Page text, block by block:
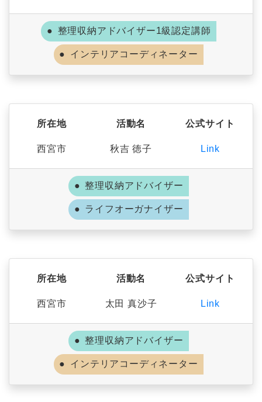
整理収納アドバイザー1級認定講師
インテリアコーディネーター
所在地
西宮市
活動名
秋吉 徳子
公式サイト
Link
整理収納アドバイザー
ライフオーガナイザー
所在地
西宮市
活動名
太田 真沙子
公式サイト
Link
整理収納アドバイザー
インテリアコーディネーター